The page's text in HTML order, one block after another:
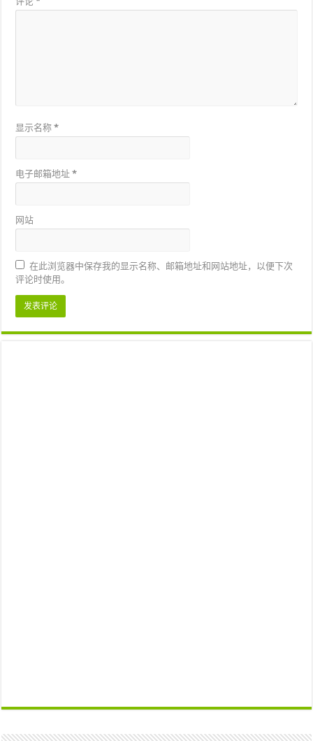
显示名称*
电子邮箱地址*
网站
在此浏览器中保存我的显示名称、邮箱地址和网站地址，以便下次
评论时使用。